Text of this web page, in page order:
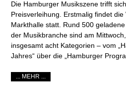
Die Hamburger Musikszene trifft
Preisverleihung. Erstmalig findet
Markthalle statt. Rund 500
der Musikbranche sind am
insgesamt acht Kategorien – vom
Jahres“ über die „Hamburger
... MEHR ...